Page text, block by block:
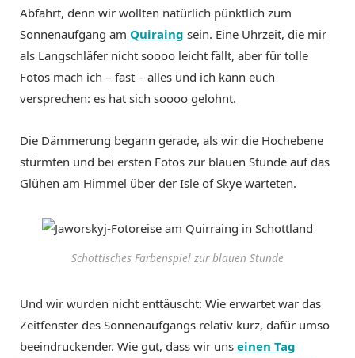
Abfahrt, denn wir wollten natürlich pünktlich zum
Sonnenaufgang am Quiraing sein. Eine Uhrzeit, die mir
als Langschläfer nicht soooo leicht fällt, aber für tolle
Fotos mach ich – fast – alles und ich kann euch
versprechen: es hat sich soooo gelohnt.
Die Dämmerung begann gerade, als wir die Hochebene
stürmten und bei ersten Fotos zur blauen Stunde auf das
Glühen am Himmel über der Isle of Skye warteten.
Schottisches Farbenspiel zur blauen Stunde
Und wir wurden nicht enttäuscht: Wie erwartet war das
Zeitfenster des Sonnenaufgangs relativ kurz, dafür umso
beeindruckender. Wie gut, dass wir uns einen Tag